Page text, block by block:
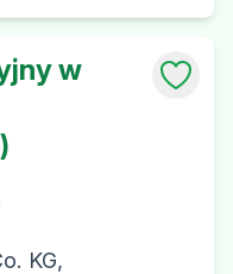
w
KG,